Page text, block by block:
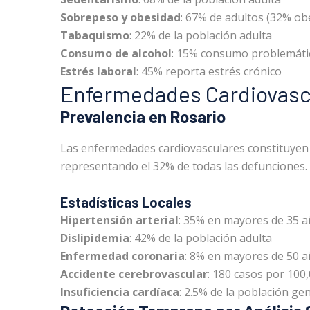
Sobrepeso y obesidad: 67% de adultos (32%
Tabaquismo: 22% de la población adulta
Consumo de alcohol: 15% consumo
Estrés laboral: 45% reporta estrés crónico
Enfermedades
Prevalencia en Rosario
Las enfermedades cardiovasculares
representando el 32% de todas las defunciones.
Estadísticas Locales
Hipertensión arterial: 35% en mayores de 35
Dislipidemia: 42% de la población adulta
Enfermedad coronaria: 8% en mayores de 50
Accidente cerebrovascular: 180 casos por
Insuficiencia cardíaca: 2.5% de la población